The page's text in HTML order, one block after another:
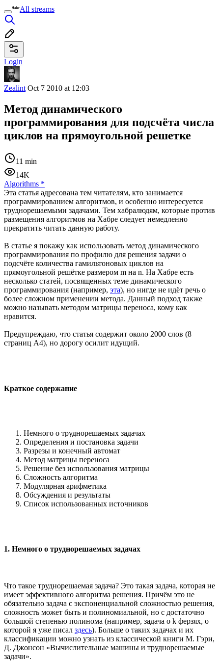
All streams
Login
Zealint Oct 7 2010 at 12:03
Метод динамического
программирования для подсчёта числа
циклов на прямоугольной решетке
11 min
14K
Algorithms *
Эта статья адресована тем читателям, кто занимается
программированием алгоритмов, и особенно интересуется
труднорешаемыми задачами. Тем хабралюдям, которые против
размещения алгоритмов на Хабре следует немедленно
прекратить читать данную работу.
В статье я покажу как использовать метод динамического
программирования по профилю для решения задачи о
подсчёте количества гамильтоновых циклов на
прямоугольной решётке размером m на n. На Хабре есть
несколько статей, посвященных теме динамического
программирования (например, эта), но нигде не идёт речь о
более сложном применении метода. Данный подход также
можно называть методом матрицы переноса, кому как
нравится.
Предупреждаю, что статья содержит около 2000 слов (8
страниц А4), но дорогу осилит идущий.
Краткое содержание
Немного о труднорешаемых задачах
Определения и постановка задачи
Разрезы и конечный автомат
Метод матрицы переноса
Решение без использования матрицы
Сложность алгоритма
Модулярная арифметика
Обсуждения и результаты
Список использованных источников
1. Немного о труднорешаемых задачах
Что такое труднорешаемая задача? Это такая задача, которая не
имеет эффективного алгоритма решения. Причём это не
обязательно задача с экспоненциальной сложностью решения,
сложность может быть и полиномиальной, но с достаточно
большой степенью полинома (например, задача о k ферзях, о
которой я уже писал здесь). Больше о таких задачах и их
классификации можно узнать из классической книги М. Гэри,
Д. Джонсон «Вычислительные машины и труднорешаемые
задачи».